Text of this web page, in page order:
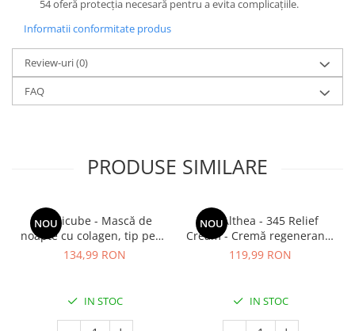
54 oferă protecția necesară pentru a evita complicațiile.
Informatii conformitate produs
Review-uri(0)
FAQ
PRODUSE SIMILARE
NOU
Medicube - Mască de
noapte cu colagen, tip peel-
off (se îndepărtează prin
75 ml
134,99 RON
IN STOC
NOU
Dr. Althea - 345 Relief
Cream - Cremă regenerantă
pentru față - 50 ml
119,99 RON
IN STOC